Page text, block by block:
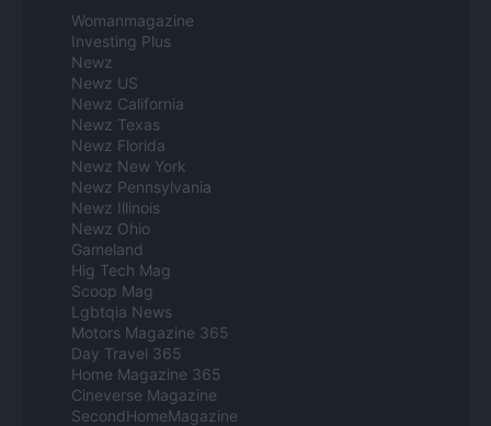
Womanmagazine
Investing Plus
Newz
Newz US
Newz California
Newz Texas
Newz Florida
Newz New York
Newz Pennsylvania
Newz Illinois
Newz Ohio
Gameland
Hig Tech Mag
Scoop Mag
Lgbtqia News
Motors Magazine 365
Day Travel 365
Home Magazine 365
Cineverse Magazine
SecondHomeMagazine